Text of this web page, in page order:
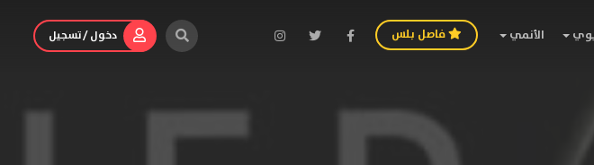
الأنمي فاصل بلس دخول / تسجيل